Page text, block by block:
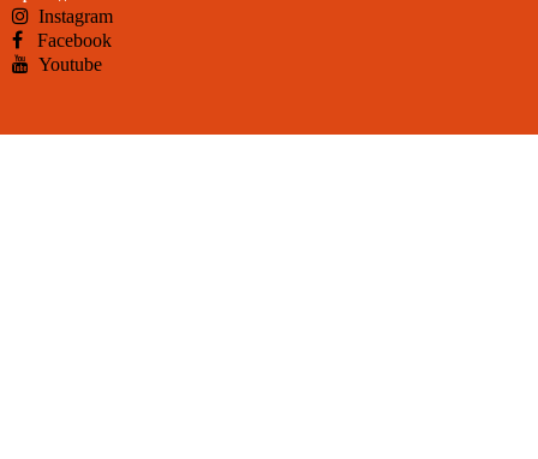
Instagram
Facebook
Youtube